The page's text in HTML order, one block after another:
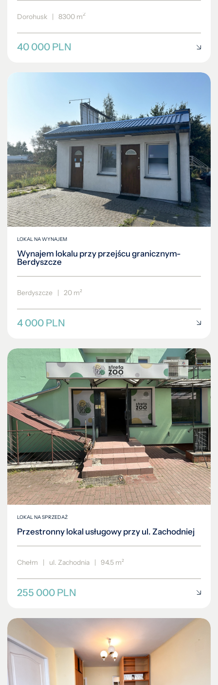
Dorohusk | 8300 m2
40 000 PLN
LOKAL NA WYNAJEM
Wynajem lokalu przy przejścu granicznym-
Berdyszcze
Berdyszcze | 20 m²
4 000 PLN
LOKAL NA SPRZEDAŻ
Przestronny lokal usługowy przy ul. Zachodniej
Chełm | ul. Zachodnia | 94.5 m²
255 000 PLN